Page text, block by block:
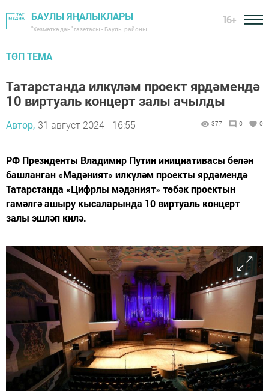
БАУЛЫ ЯҢАЛЫКЛАРЫ
"Хезмәткә дан" газетасы - Баулы районы
16+
ТӨП ТЕМА
Татарстанда илкүләм проект ярдәмендә
10 виртуаль концерт залы ачылды
Автор, 31 август 2024 - 16:55 377 0 0
РФ Президенты Владимир Путин инициативасы белән
башланган «Мәдәният» илкүләм проекты ярдәмендә
Татарстанда «Цифрлы мәдәният» төбәк проектын
гамәлгә ашыру кысаларында 10 виртуаль концерт
залы эшләп килә.